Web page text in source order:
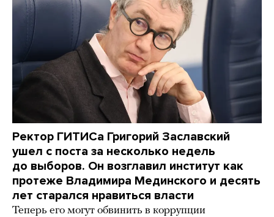
Ректор ГИТИСа Григорий Заславский
ушел с поста за несколько недель
до выборов. Он возглавил институт как
протеже Владимира Мединского и десять
лет старался нравиться власти
Теперь его могут обвинить в коррупции